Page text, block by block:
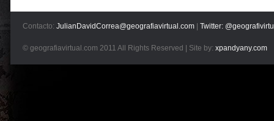
Contacto: JulianDavidCorrea@geografiavirtual.com Twitter:
© geografiavirtual.com 2011 All Rights Reserved | Site by: xpandyany.com